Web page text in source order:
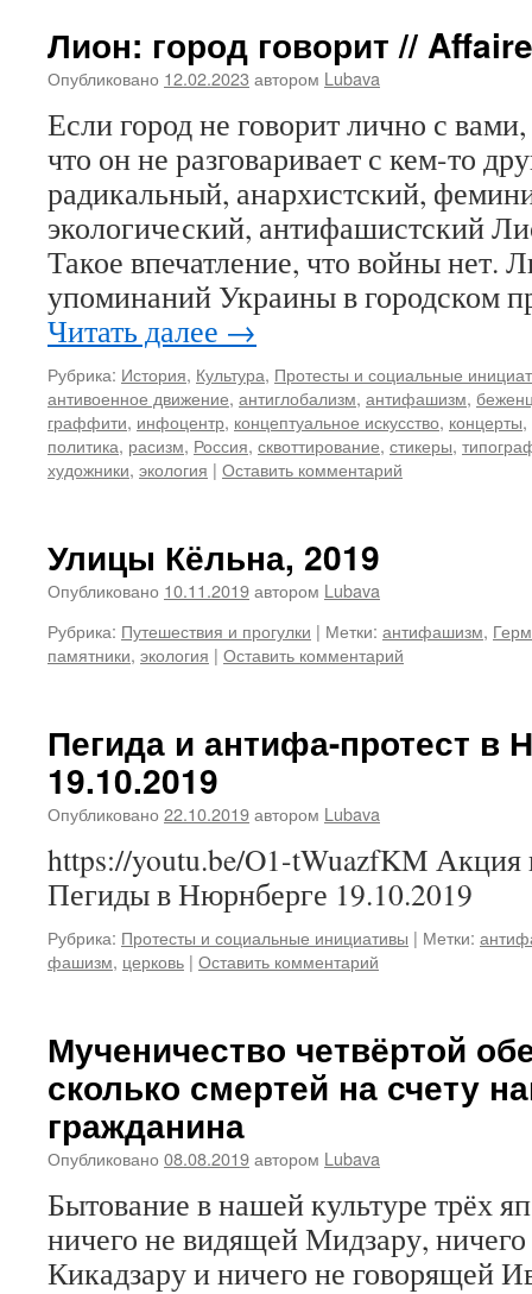
Лион: город говорит //
Опубликовано 12.02.2023 автором Lubava
Если город не говорит лично с
что он не разговаривает с кем-то
радикальный, анархистский,
экологический, антифашистский
Такое впечатление, что войны нет.
упоминаний Украины в городском
Читать далее →
Рубрика: История, Культура, Протесты и социальные
антивоенное движение, антиглобализм, антифашизм,
граффити, инфоцентр, концептуальное искусство, концерты,
политика, расизм, Россия, сквоттирование, стикеры,
художники, экология | Оставить комментарий
Улицы Кёльна, 2019
Опубликовано 10.11.2019автором Lubava
Рубрика: Путешествия и прогулки | Метки: антифашизм,
памятники, экология | Оставить комментарий
Пегида и антифа-протест в
19.10.2019
Опубликовано 22.10.2019автором Lubava
https://youtu.be/O1-tWuazfKM Акция
Пегиды в Нюрнберге 19.10.2019
Рубрика: Протесты и социальные инициативы | Метки:
фашизм, церковь | Оставить комментарий
Мученичество четвёртой
сколько смертей на счету
гражданина
Опубликовано 08.08.2019автором Lubava
Бытование в нашей культуре трёх
ничего не видящей Мидзару,
Кикадзару и ничего не говорящей